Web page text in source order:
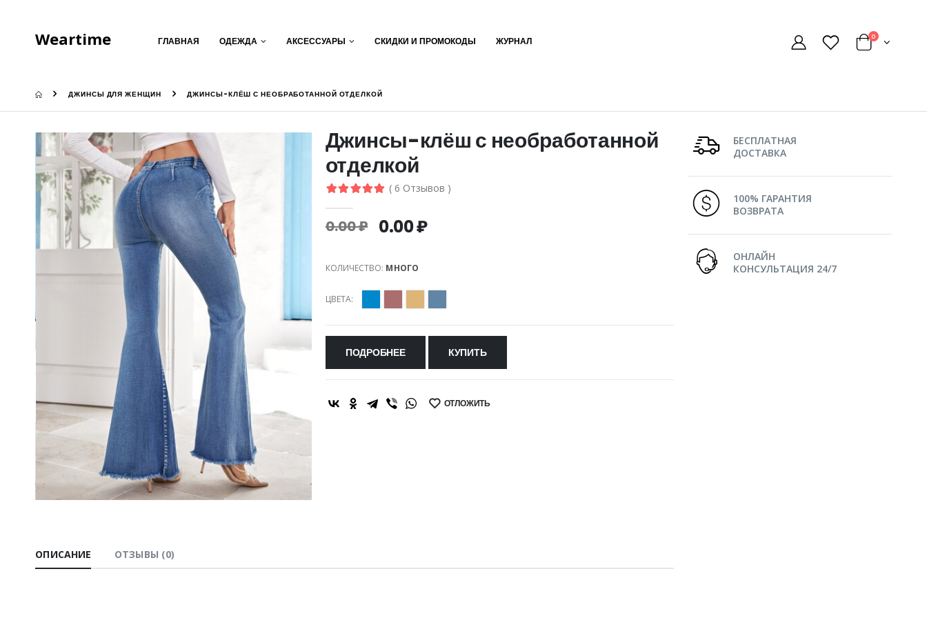
Weartime ГЛАВНАЯ ОДЕЖДА АКСЕССУАРЫ СКИДКИ И ПРОМОКОДЫ ЖУРНАЛ 0
ДЖИНСЫ ДЛЯ ЖЕНЩИН ДЖИНСЫ-КЛЁШ С НЕОБРАБОТАННОЙ ОТДЕЛКОЙ
Джинсы-клёш с необработанной
отделкой
( 6 Отзывов )
0.00 ₽ 0.00 ₽
КОЛИЧЕСТВО: МНОГО
ЦВЕТА:
ПОДРОБНЕЕ КУПИТЬ
SHARE: ОТЛОЖИТЬ
ОПИСАНИЕ ОТЗЫВЫ (0)
БЕСПЛАТНАЯ
ДОСТАВКА
100% ГАРАНТИЯ
ВОЗВРАТА
ОНЛАЙН
КОНСУЛЬТАЦИЯ 24/7